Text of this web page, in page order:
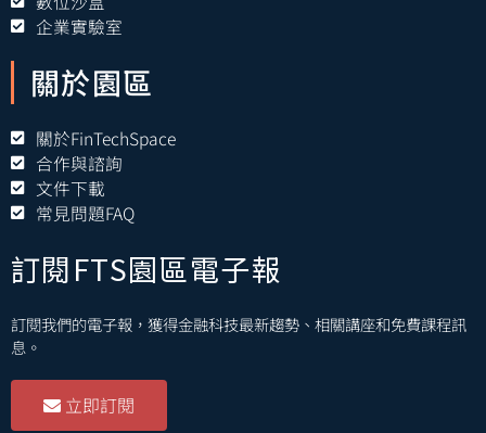
企業實驗室
關於園區
關於FinTechSpace
合作與諮詢
文件下載
常見問題FAQ
訂閱FTS園區電子報
訂閱我們的電子報，獲得金融科技最新趨勢、相關講座和免費課程訊
息。
立即訂閱